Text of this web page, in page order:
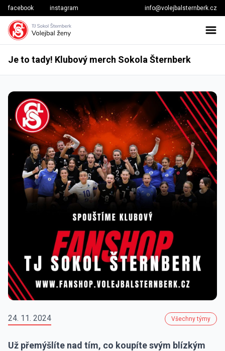
facebook instagram info@volejbalsternberk.cz
Je to tady! Klubový merch Sokola Šternberk
24. 11. 2024 Všechny týmy
Už přemýšlíte nad tím, co koupíte svým blízkým